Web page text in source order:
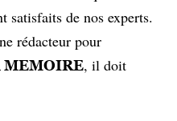
satisfaits de nos experts.
rédacteur pour
MEMOIRE, il doit